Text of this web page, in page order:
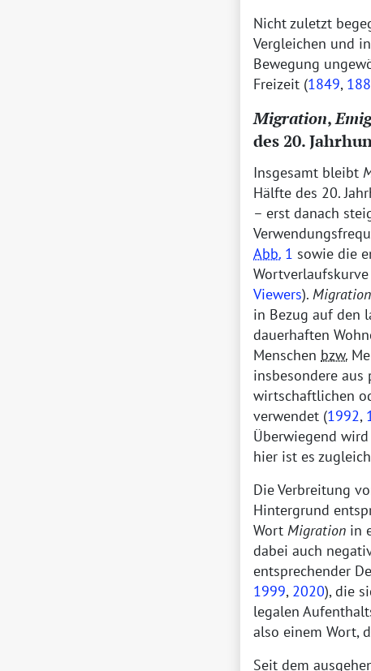
Nicht zuletzt
Vergleichen und
Bewegung
Freizeit (1849,
Migration,
des 20.
Insgesamt bleibt
Hälfte des 20.
– erst danach
Abb. 1 sowie die
Wortverlaufskurve
Viewers). Migration
in Bezug auf den
dauerhaften
Menschen bzw.
insbesondere aus
wirtschaftlichen
verwendet (1992,
Überwiegend
hier ist es
Die Verbreitung
Hintergrund
Wort Migration in
dabei auch
entsprechender
1999, 2020), die
legalen
also einem Wort,
Seit dem